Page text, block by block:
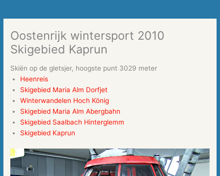
Oostenrijk wintersport 2010
Skigebied Kaprun
Skiën op de gletsjer, hoogste punt 3029 meter
Heenreis
Skigebied Maria Alm Dorfjet
Winterwandelen Hoch König
Skigebied Maria Alm Abergbahn
Skigebied Saalbach Hinterglemm
Skigebied Kaprun